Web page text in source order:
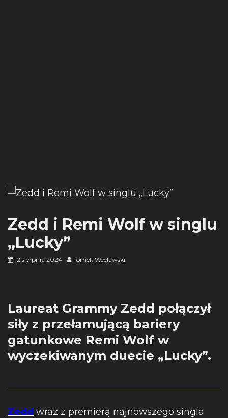
Zedd i Remi Wolf w singlu
„Lucky”
12 sierpnia 2024 Tomek Weclawski
Laureat Grammy Zedd połączył
siły z przełamującą bariery
gatunkowe Remi Wolf w
wyczekiwanym duecie „Lucky”.
Zedd wraz z premierą najnowszego singla